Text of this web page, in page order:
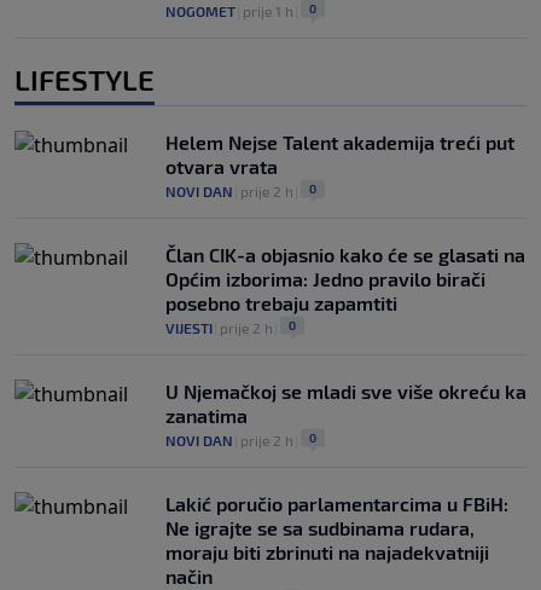
NOGOMET prije 1 h 0
LIFESTYLE
Helem Nejse Talent akademija treći put
otvara vrata
NOVI DAN prije 2 h 0
Član CIK-a objasnio kako će se glasati na
Općim izborima: Jedno pravilo birači
posebno trebaju zapamtiti
VIJESTI prije 2 h 0
U Njemačkoj se mladi sve više okreću ka
zanatima
NOVI DAN prije 2 h 0
Lakić poručio parlamentarcima u FBiH:
Ne igrajte se sa sudbinama rudara,
moraju biti zbrinuti na najadekvatniji
način